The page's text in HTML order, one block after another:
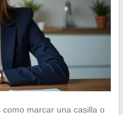
marcar una casilla o